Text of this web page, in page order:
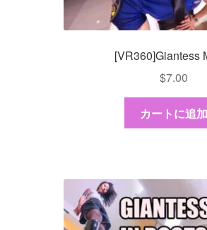
[VR360]Giantess
$7.00
カートに追加